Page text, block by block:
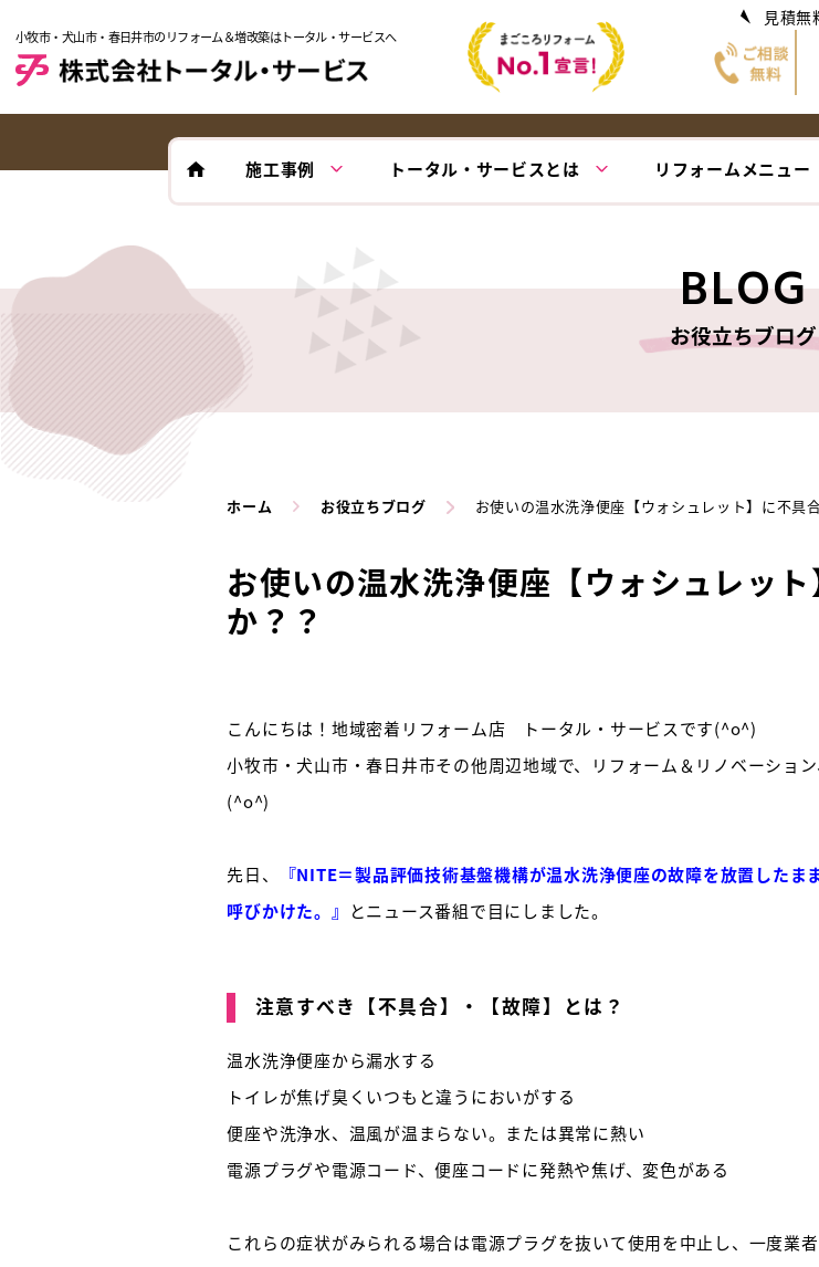
小牧市・犬山市・春日井市のリフォーム＆増改築はトータル・サービスへ
見積無
施工事例 トータル・サービスとは リフォームメニュー
BLOG
お役立ちブログ
ホーム お役立ちブログ お使いの温水洗浄便座【ウォシュレット】に不具
お使いの温水洗浄便座【ウォシュレッ
か？？
こんにちは！地域密着リフォーム店 トータル・サービスです(^o^)
小牧市・犬山市・春日井市その他周辺地域で、リフォーム＆リノベーショ
(^o^)
先日、
『NITE＝製品評価技術基盤機構が温水洗浄便座の故障を放置した
呼びかけた。』
とニュース番組で目にしました。
注意すべき【不具合】・【故障】とは？
温水洗浄便座から漏水する
トイレが焦げ臭くいつもと違うにおいがする
便座や洗浄水、温風が温まらない。または異常に熱い
電源プラグや電源コード、便座コードに発熱や焦げ、変色がある
これらの症状がみられる場合は電源プラグを抜いて使用を中止し、一度業